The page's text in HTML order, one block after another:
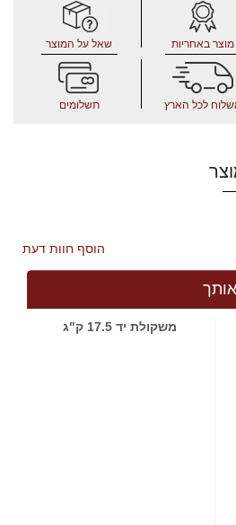
מוצר באחריות שאל על המוצר
לכל הארץ תשלומים
הוסף חוות דעת
משקולת יד 17.5 ק"ג